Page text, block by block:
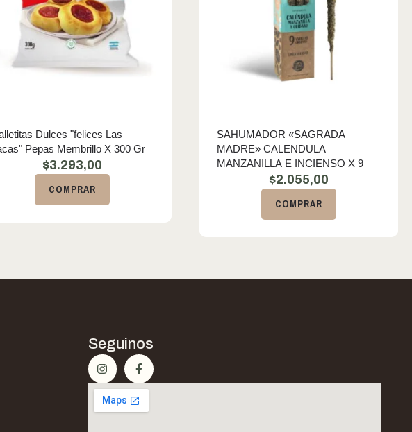
Dulces "felices Las
Pepas Membrillo X 300 Gr
$3.293,00
COMPRAR
SAHUMADOR «SAGRADA
MADRE» CALENDULA
MANZANILLA E INCIENSO X 9
$2.055,00
COMPRAR
Seguinos